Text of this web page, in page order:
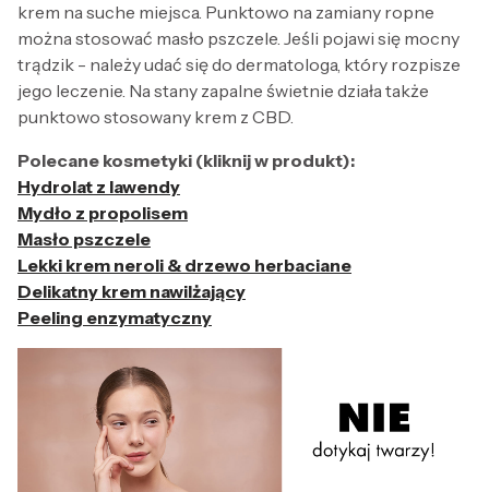
krem na suche miejsca. Punktowo na zamiany ropne
można stosować masło pszczele. Jeśli pojawi się mocny
trądzik - należy udać się do dermatologa, który rozpisze
jego leczenie. Na stany zapalne świetnie działa także
punktowo stosowany krem z CBD.
Polecane kosmetyki (kliknij w produkt):
Hydrolat z lawendy
Mydło z propolisem
Masło pszczele
Lekki krem neroli & drzewo herbaciane
Delikatny krem nawilżający
Peeling enzymatyczny